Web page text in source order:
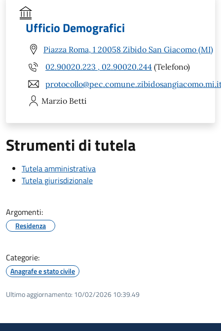
Ufficio Demografici
Piazza Roma, 1 20058 Zibido San Giacomo (MI)
02.90020.223 , 02.90020.244 (Telefono)
Marzio Betti
Strumenti di tutela
Tutela amministrativa
Tutela giurisdizionale
Argomenti:
Residenza
Categorie:
Anagrafe e stato civile
Ultimo aggiornamento: 10/02/2026 10:39.49